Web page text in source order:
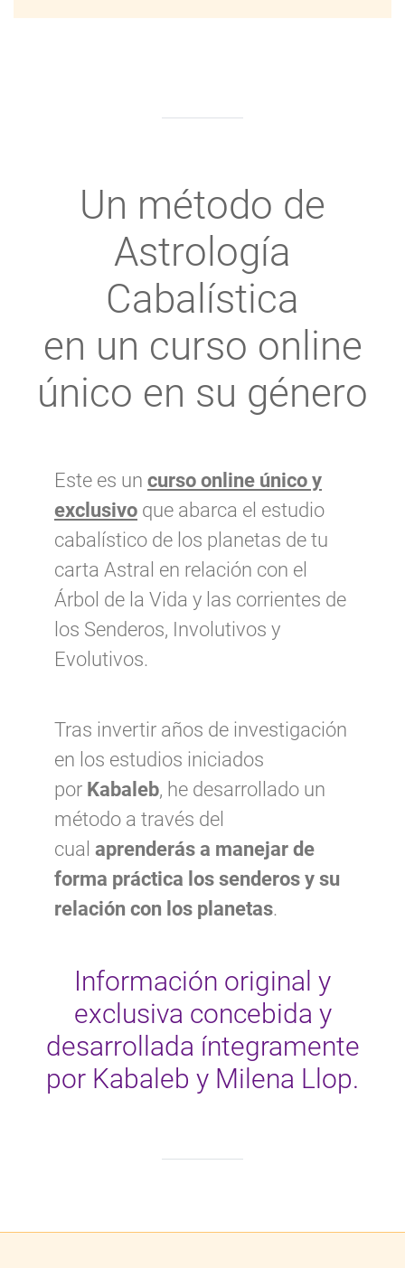
Un método de
Astrología
Cabalística
en un curso online
único en su género
Este es un curso online único y
exclusivo que abarca el estudio
cabalístico de los planetas de tu
carta Astral en relación con el
Árbol de la Vida y las corrientes de
los Senderos, Involutivos y
Evolutivos.
Tras invertir años de investigación
en los estudios iniciados
por Kabaleb, he desarrollado un
método a través del
cual aprenderás a manejar de
forma práctica los senderos y su
relación con los planetas.
Información original y
exclusiva concebida y
desarrollada íntegramente
por Kabaleb y Milena Llop.